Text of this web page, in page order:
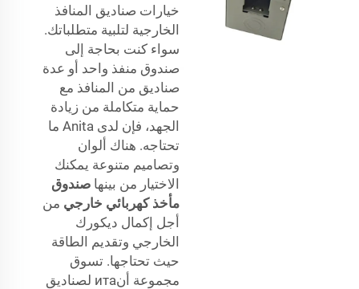
خيارات صناديق المنافذ
الخارجية لتلبية متطلباتك.
سواء كنت بحاجة إلى
صندوق منفذ واحد أو عدة
صناديق من المنافذ مع
حماية متكاملة من زيادة
الجهد، فإن لدى Anita ما
تحتاجه. هناك ألوان
وتصاميم متنوعة يمكنك
الاختيار من بينها صندوق
مأخذ كهربائي خارجي من
أجل إكمال ديكورك
الخارجي وتقديم الطاقة
حيث تحتاجها. تسوق
مجموعة أنита لصناديق